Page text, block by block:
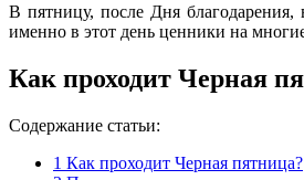
В пятницу, после Дня благодарения,
именно в этот день ценники на
Как проходит Черная
Содержание статьи:
1 Как проходит Черная пятница?